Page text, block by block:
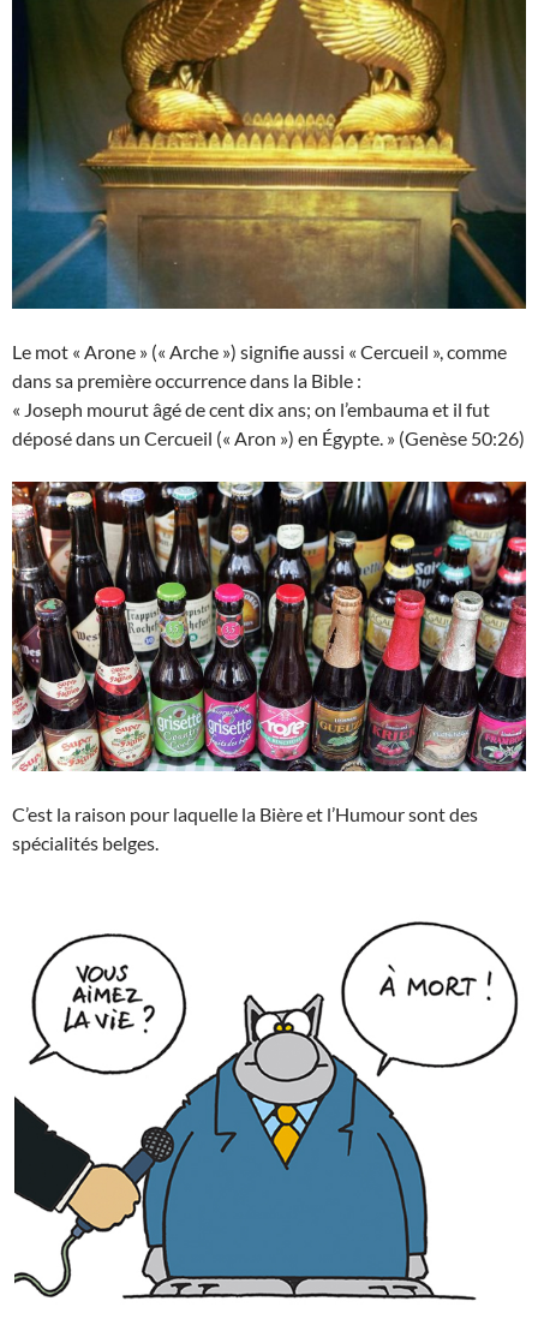
Le mot « Arone » (« Arche ») signifie aussi « Cercueil », comme
dans sa première occurrence dans la Bible :
« Joseph mourut âgé de cent dix ans; on l’embauma et il fut
déposé dans un Cercueil (« Aron ») en Égypte. » (Genèse 50:26)
C’est la raison pour laquelle la Bière et l’Humour sont des
spécialités belges.